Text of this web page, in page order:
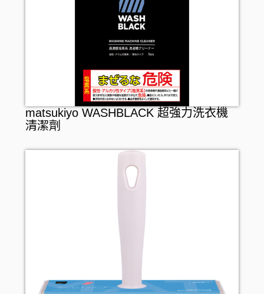
matsukiyo WASHBLACK 超強力洗衣機
清潔劑